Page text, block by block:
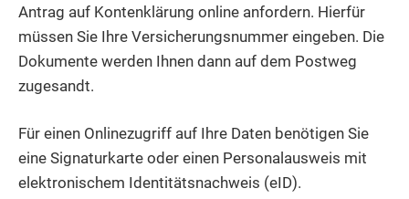
Antrag auf Kontenklärung online anfordern. Hierfür
müssen Sie Ihre Versicherungsnummer eingeben. Die
Dokumente werden Ihnen dann auf dem Postweg
zugesandt.
Für einen Onlinezugriff auf Ihre Daten benötigen Sie
eine Signaturkarte oder einen Personalausweis mit
elektronischem Identitätsnachweis (eID).